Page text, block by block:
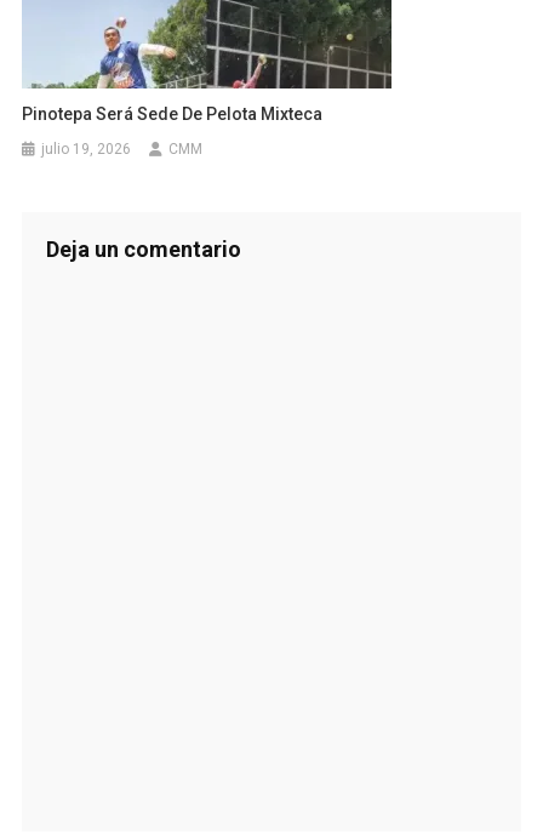
Pinotepa Será Sede De Pelota Mixteca
julio 19, 2026 CMM
Deja un comentario